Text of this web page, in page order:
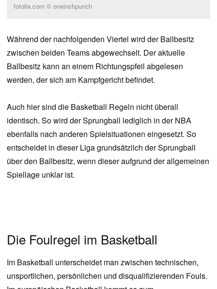
fotolia.com © oneinchpunch
Während der nachfolgenden Viertel wird der Ballbesitz
zwischen beiden Teams abgewechselt. Der aktuelle
Ballbesitz kann an einem Richtungspfeil abgelesen
werden, der sich am Kampfgericht befindet.
Auch hier sind die Basketball Regeln nicht überall
identisch. So wird der Sprungball lediglich in der NBA
ebenfalls nach anderen Spielsituationen eingesetzt. So
entscheidet in dieser Liga grundsätzlich der Sprungball
über den Ballbesitz, wenn dieser aufgrund der allgemeinen
Spiellage unklar ist.
Die Foulregel im Basketball
Im Basketball unterscheidet man zwischen technischen,
unsportlichen, persönlichen und disqualifizierenden Fouls.